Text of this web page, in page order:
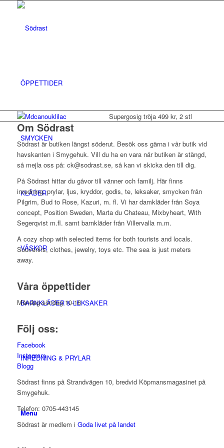
ÖPPETTIDER
SMYCKEN
KLÄDER
VÄSKOR
BARNKLÄDER & LEKSAKER
INREDNING & PRYLAR
Menu
Supergosig tröja 499 kr, 2 stl
Om Södrast
Södrast är butiken längst söderut. Besök oss gärna i vår butik vid
havskanten i Smygehuk. Vill du ha en vara när butiken är stängd,
så mejla oss på: ck@sodrast.se, så kan vi skicka den till dig.
På Södrast hittar du gåvor till vänner och familj. Här finns
inredning, prylar, ljus, kryddor, godis, te, leksaker, smycken från
Pilgrim, Bud to Rose, Kazuri, m. fl. Vi har damkläder från Soya
concept, Position Sweden, Marta du Chateau, Mixbyheart, With
Segerqvist m.fl. samt barnkläder från Villervalla m.m.
A cozy shop with selected items for both tourists and locals.
Souvenirs, clothes, jewelry, toys etc. The sea is just meters
away.
Våra öppettider
Måndag-söndag 10-18
Följ oss:
Facebook
Instagram
Blogg
Södrast finns på Strandvägen 10, bredvid Köpmansmagasinet på
Smygehuk.
Telefon: 0705-443145
Södrast är medlem i Goda livet på landet